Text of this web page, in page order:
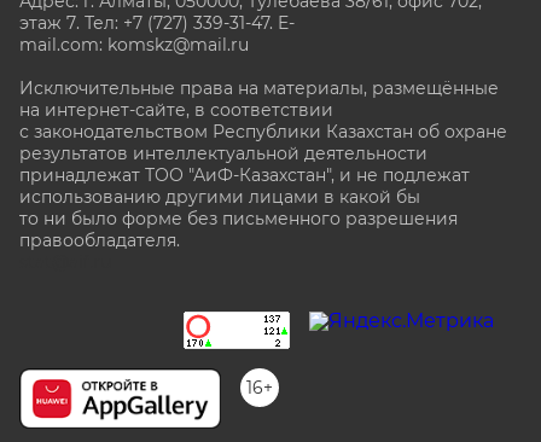
этаж 7. Тел: +7 (727) 339-31-47. E-
mail.com: komskz@mail.ru
Исключительные права на материалы, размещённые
на интернет-сайте, в соответствии
с законодательством Республики Казахстан об охране
результатов интеллектуальной деятельности
принадлежат ТОО "АиФ-Казахстан", и не подлежат
использованию другими лицами в какой бы
то ни было форме без письменного разрешения
правообладателя.
16+